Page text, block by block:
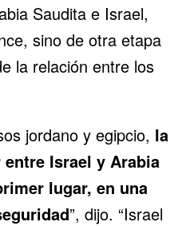
Saudita e Israel,
sino de otra etapa
la relación entre los
jordano y egipcio, la
Israel y Arabia
lugar, en una
”, dijo. “Israel